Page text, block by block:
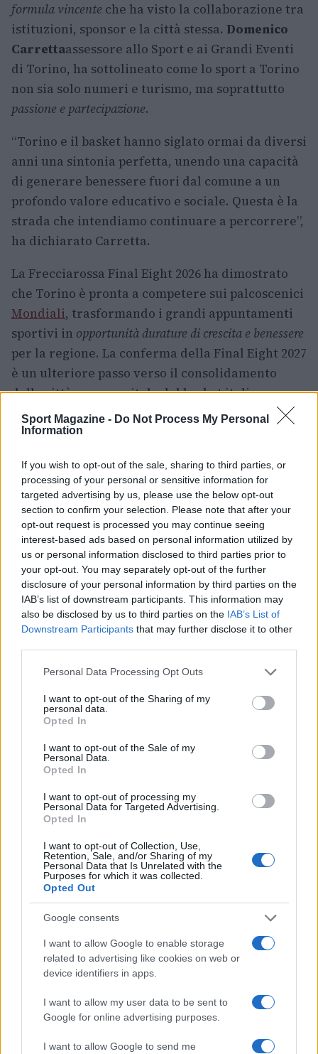
Sport Magazine - Do Not Process My Personal
Information
If you wish to opt-out of the sale, sharing to third parties, or
processing of your personal or sensitive information for
targeted advertising by us, please use the below opt-out
section to confirm your selection. Please note that after your
opt-out request is processed you may continue seeing
interest-based ads based on personal information utilized by
us or personal information disclosed to third parties prior to
your opt-out. You may separately opt-out of the further
disclosure of your personal information by third parties on the
IAB’s list of downstream participants. This information may
also be disclosed by us to third parties on the IAB’s List of
Downstream Participants that may further disclose it to other
Please note that this website/app uses one or more Google
not limited to your visit or usage behaviour. You may click to
grant or deny consent to Google and its third-party tags to
use your data for below specified purposes in below Google
consent section.
Personal Data Processing Opt Outs
I want to opt-out of the Sharing of my
personal data.
Opted In
I want to opt-out of the Sale of my
Personal Data.
Opted In
I want to opt-out of processing my
Personal Data for Targeted Advertising.
Opted In
I want to opt-out of Collection, Use,
Retention, Sale, and/or Sharing of my
Personal Data that Is Unrelated with the
Purposes for which it was collected.
Opted Out
Google consents
I want to allow Google to enable storage
related to advertising like cookies on web or
device identifiers in apps.
I want to allow my user data to be sent to
Google for online advertising purposes.
I want to allow Google to send me
formula vincente che ha visto la collaborazione tra
istituzioni, sponsor e la città stessa. Domenico
Carrettaassessore allo Sport e ai Grandi Eventi
di Torino, ha sottolineato come lo sport a Torino
non sia solo numeri e turismo, ma soprattutto
passione e partecipazione.
“Torino e il basket hanno siglato ormai da diversi
anni una sintonia perfetta, unendo una capacità
di generare benessere fuori dal comune a un
profondo valore educativo e sociale. Questa è la
strada che intendiamo continuare a percorrere”,
ha dichiarato Carretta.
La Frecciarossa Final Eight 2026 ha dimostrato
che Torino è pronta a competere sui palcoscenici
Mondiali, trasformando i grandi appuntamenti
sportivi in opportunità durature di crescita e benessere
per la regione. La conferma della Final Eight 2027
è un ulteriore passo verso il consolidamento
della città come capitale del basket italiano.
Francesca Lombardi
Francesca Lombardi, fiorentina, prese appunti
tecnici dal primo box di un circuito toscano e
da allora firma approfondimenti sui motori. In
redazione sostiene un approccio metodico
alle prove su pista, cura il format 'tecnica e
cronaca' e conserva i fogli di appunti del
debutto tecnico in autodromo.
Continua a leggere